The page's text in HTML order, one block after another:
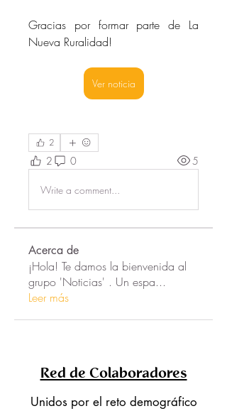
Gracias por formar parte de La
Nueva Ruralidad!
Ver noticia
2
2 0 5
Write a comment...
Acerca de
¡Hola! Te damos la bienvenida al
grupo 'Noticias' . Un espa...
Leer más
Red de Colaboradores
Unidos por el reto demográfico